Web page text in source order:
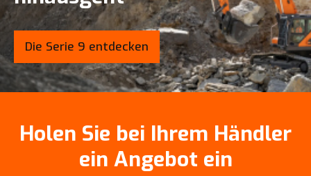
Die Serie 9 entdecken
Holen Sie bei Ihrem Händler
ein Angebot ein